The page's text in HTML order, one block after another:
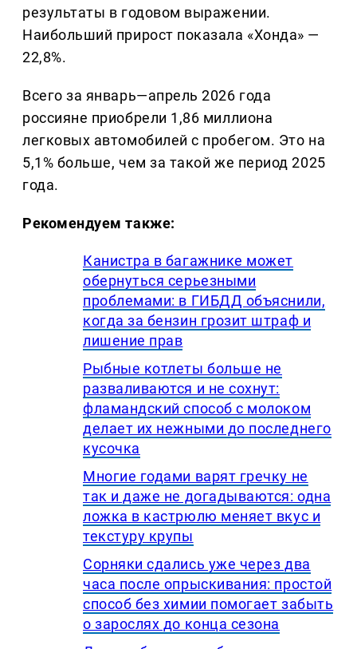
результаты в годовом выражении.
Наибольший прирост показала «Хонда» —
22,8%.
Всего за январь—апрель 2026 года
россияне приобрели 1,86 миллиона
легковых автомобилей с пробегом. Это на
5,1% больше, чем за такой же период 2025
года.
Рекомендуем также:
Канистра в багажнике может
обернуться серьезными
проблемами: в ГИБДД объяснили,
когда за бензин грозит штраф и
лишение прав
Рыбные котлеты больше не
разваливаются и не сохнут:
фламандский способ с молоком
делает их нежными до последнего
кусочка
Многие годами варят гречку не
так и даже не догадываются: одна
ложка в кастрюлю меняет вкус и
текстуру крупы
Сорняки сдались уже через два
часа после опрыскивания: простой
способ без химии помогает забыть
о зарослях до конца сезона